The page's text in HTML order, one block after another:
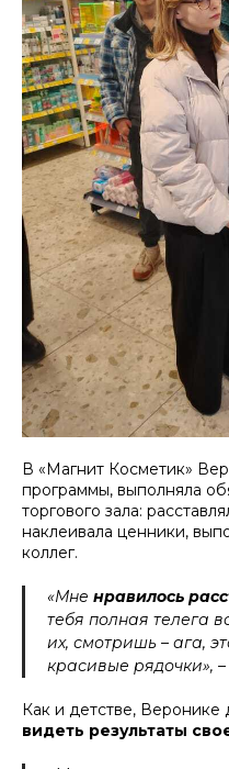
В «Магнит Косметик»
программы, выполняла
торгового зала:
наклеивала ценники,
коллег.
«Мне нравилось
тебя полная телега
их, смотришь – ага,
красивые рядочки»,
Как и детстве, Веронике
видеть результаты